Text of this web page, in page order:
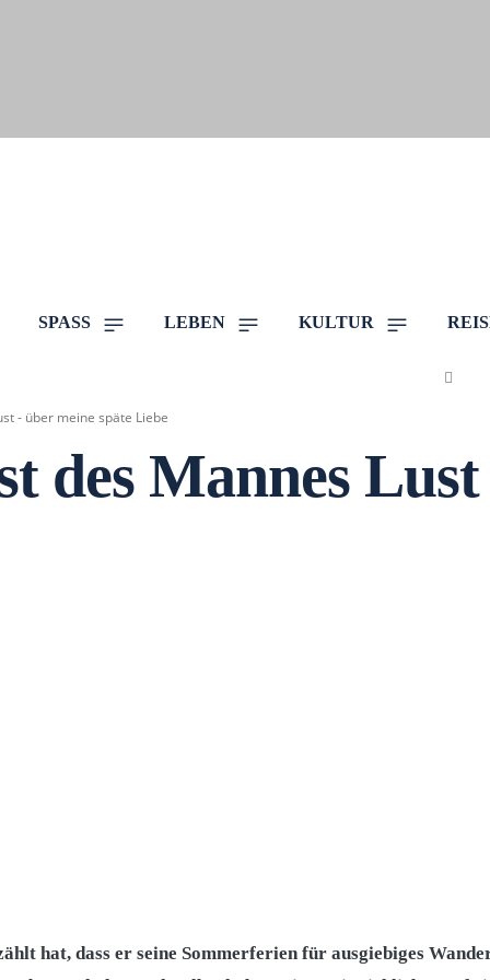
SPASS LEBEN KULTUR
- über meine späte Liebe
des Mannes
hat, dass er seine Sommerferien für ausgiebiges